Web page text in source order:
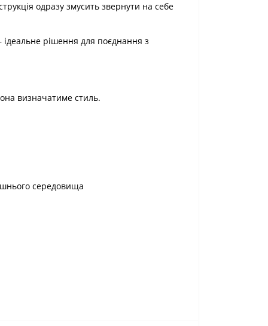
одразу змусить звернути на себе
ідеальне рішення для поєднання з
визначатиме стиль.
середовища